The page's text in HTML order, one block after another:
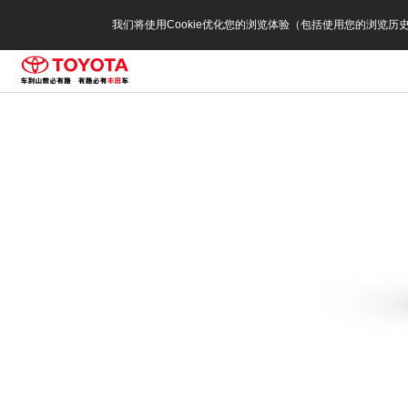
我们将使用Cookie优化您的浏览体验（包括使用您的浏览历